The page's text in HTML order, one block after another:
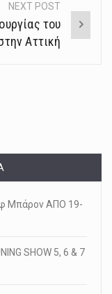
NEXT POST
του
Αττική
Μπάρον ΑΠΟ 19-
SHOW 5, 6 & 7